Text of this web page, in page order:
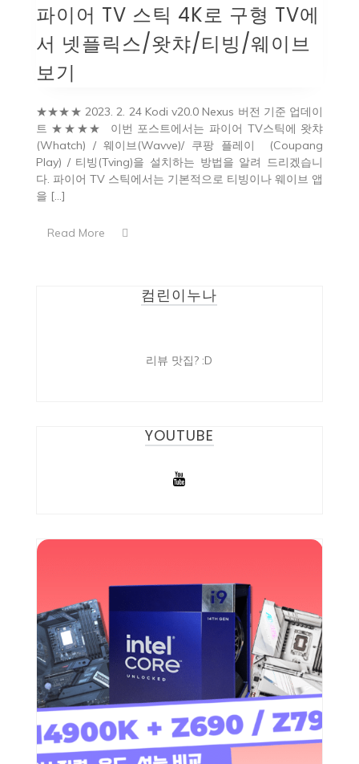
파이어 TV 스틱 4K로 구형 TV에
서 넷플릭스/왓챠/티빙/웨이브
보기
★★★★ 2023. 2. 24 Kodi v20.0 Nexus 버전 기준 업데이
트 ★★★★ 이번 포스트에서는 파이어 TV스틱에 왓챠
(Whatch) / 웨이브(Wavve)/ 쿠팡 플레이 (Coupang
Play) / 티빙(Tving)을 설치하는 방법을 알려 드리겠습니
다. 파이어 TV 스틱에서는 기본적으로 티빙이나 웨이브 앱
을 […]
Read More
컴린이누나
리뷰 맛집? :D
YOUTUBE